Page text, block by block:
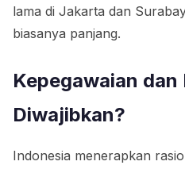
lama di Jakarta dan
biasanya panjang.
Kepegawaian dan
Diwajibkan?
Indonesia menerapkan